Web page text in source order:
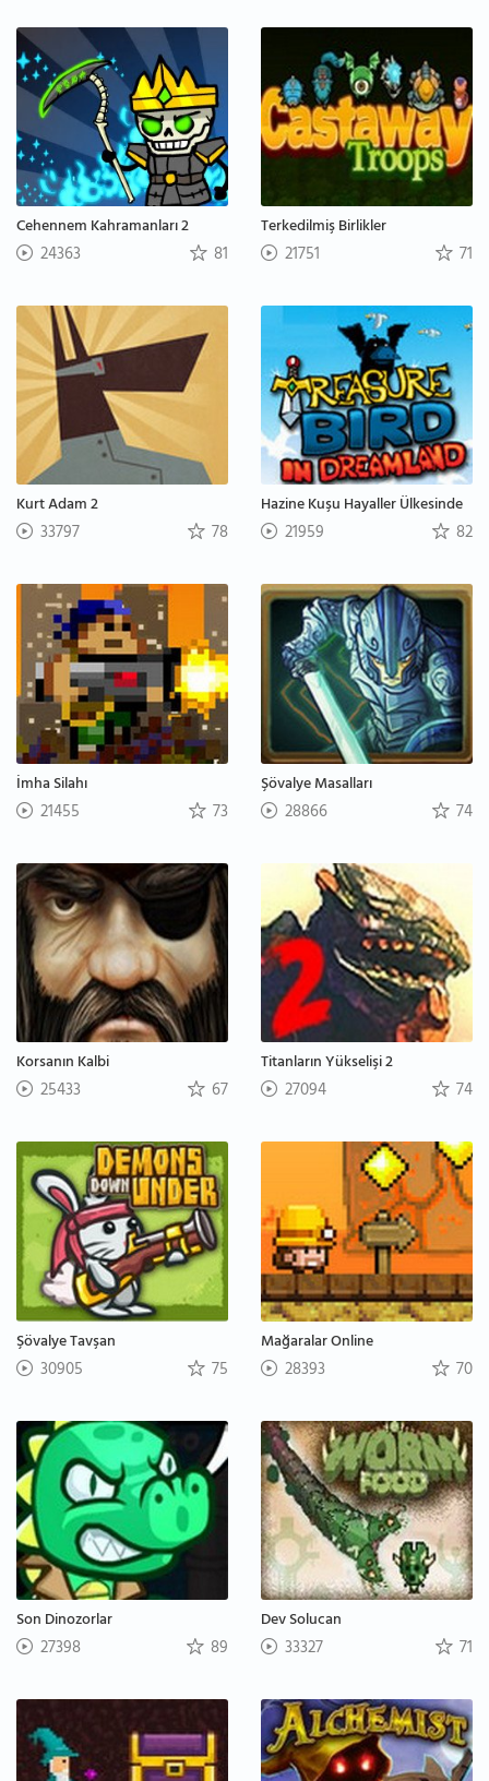
Cehennem Kahramanları 2
24363 81
Terkedilmiş Birlikler
21751 71
Kurt Adam 2
33797 78
Hazine Kuşu Hayaller Ülkesinde
21959 82
İmha Silahı
21455 73
Şövalye Masalları
28866 74
Korsanın Kalbi
25433 67
Titanların Yükselişi 2
27094 74
Şövalye Tavşan
30905 75
Mağaralar Online
28393 70
Son Dinozorlar
27398 89
Dev Solucan
33327 71